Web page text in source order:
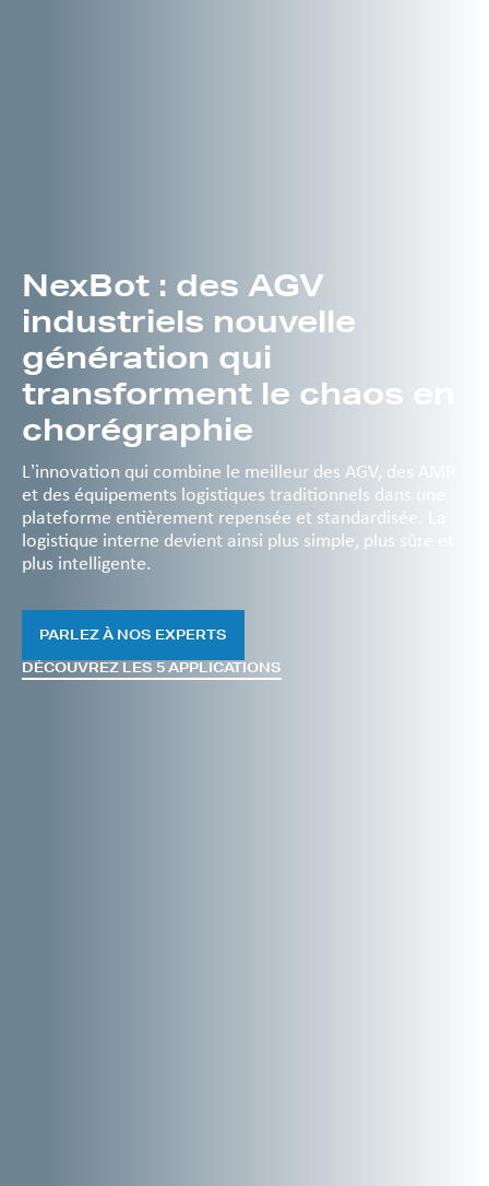
NexBot : des AGV
industriels nouvelle
génération qui
transforment le chaos en
chorégraphie
L’innovation qui combine le meilleur des AGV, des AMR
et des équipements logistiques traditionnels dans une
plateforme entièrement repensée et standardisée. La
logistique interne devient ainsi plus simple, plus sûre et
plus intelligente.
PARLEZ À NOS EXPERTS
DÉCOUVREZ LES 5 APPLICATIONS